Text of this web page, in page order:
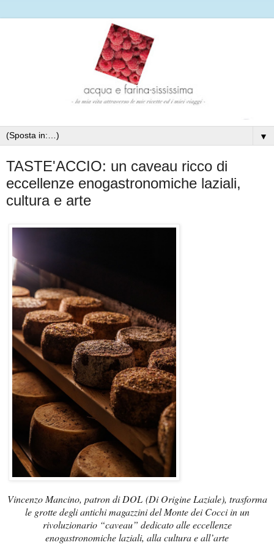
▼
TASTE'ACCIO: un caveau ricco di
eccellenze enogastronomiche laziali,
cultura e arte
Vincenzo Mancino, patron di DOL (Di Origine Laziale), trasforma
le grotte degli antichi magazzini del Monte dei Cocci in un
rivoluzionario “caveau” dedicato alle eccellenze
enogastronomiche laziali, alla cultura e all’arte